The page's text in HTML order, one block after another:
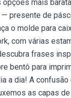
opções mais
— presente de
o molde para
com várias
frases
bentô para
a dia! A
as capas